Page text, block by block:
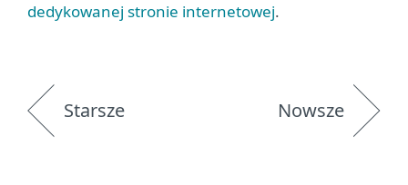
dedykowanej stronie internetowej.
Starsze Nowsze